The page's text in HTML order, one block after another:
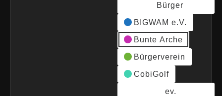
Bürger
BIGWAM e.V.
Bunte Arche
Bürgerverein
CobiGolf
ev.